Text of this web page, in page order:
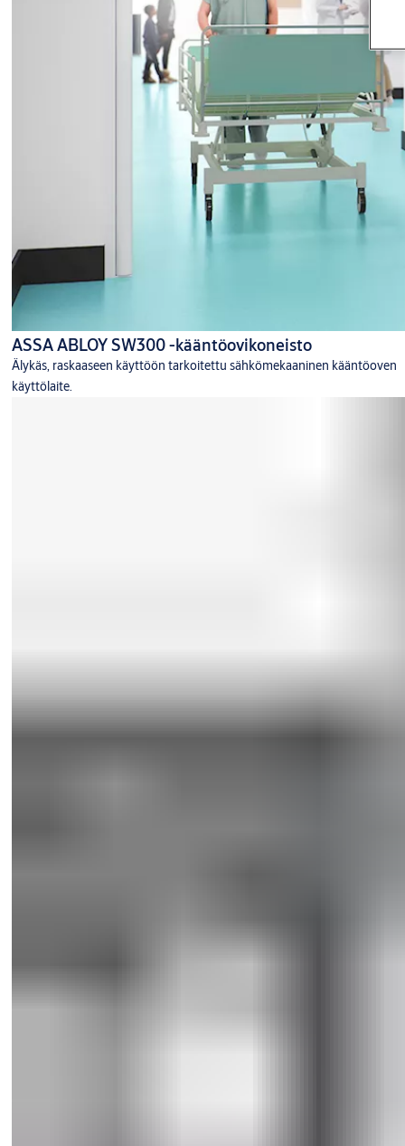
ASSA ABLOY SW300 -kääntöovikoneisto
Älykäs, raskaaseen käyttöön tarkoitettu sähkömekaaninen kääntöoven
käyttölaite.